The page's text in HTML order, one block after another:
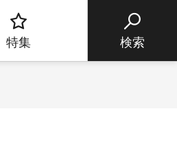
特集 検索